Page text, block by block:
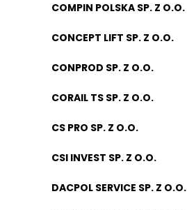
COMPIN POLSKA SP. Z O.O.
CONCEPT LIFT SP. Z O.O.
CONPROD SP. Z O.O.
CORAIL TS SP. Z O.O.
CS PRO SP. Z O.O.
CSI INVEST SP. Z O.O.
DACPOL SERVICE SP. Z O.O.